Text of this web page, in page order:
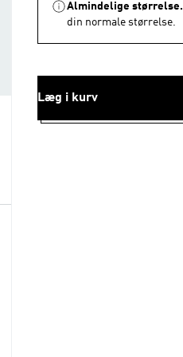
Almindelige størrelse.
din normale størrelse.
Læg i kurv